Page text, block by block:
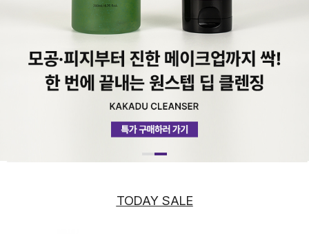
TODAY SALE